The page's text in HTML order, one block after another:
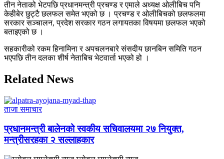
तीन नेताको भेटपछि प्रधानमन्त्री प्रचण्ड र एमाले अध्यक्ष ओलीबिच पनि
केहीबेर छुट्टै छलफल समेत भएको छ । प्रचण्ड र ओलीबिचको छलफलमा
सरकार सञ्चालन, प्रदेश सरकार गठन लगायतका विषयमा छलफल भएको
बताइएको छ ।
सहकारीको रकम हिनामिना र अपचलनबारे संसदीय छानबिन समिति गठन
भएपछि तीन दलका शीर्ष नेताबिच भेटवार्ता भएको हो ।
Related News
ताजा समाचार
प्रधानमन्त्री बालेनको स्वकीय सचिवालयमा २७ नियुक्त,
मन्त्रीसरहका २ सल्लाहकार